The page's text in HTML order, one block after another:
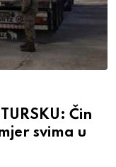
Čin
svima u